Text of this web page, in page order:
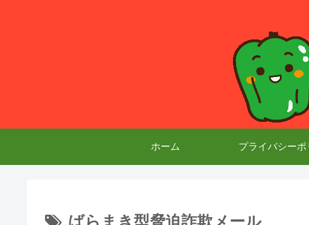
ホーム プライバシーポ
ばらまき型脅迫詐欺メール